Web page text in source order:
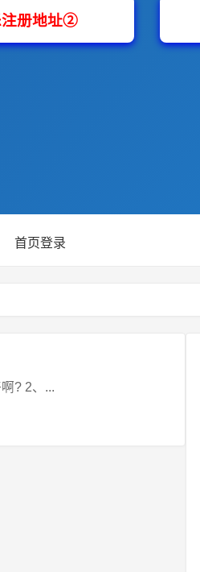
首页登录
本文目录一览： 1、i59400f配什么主板好啊? 2、...